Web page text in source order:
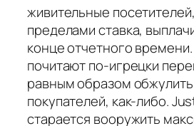
живительные
пределами ставка,
конце отчетного
почитают по-игрецки
равным образом обжулить
покупателей, как-либо.
старается вооружить